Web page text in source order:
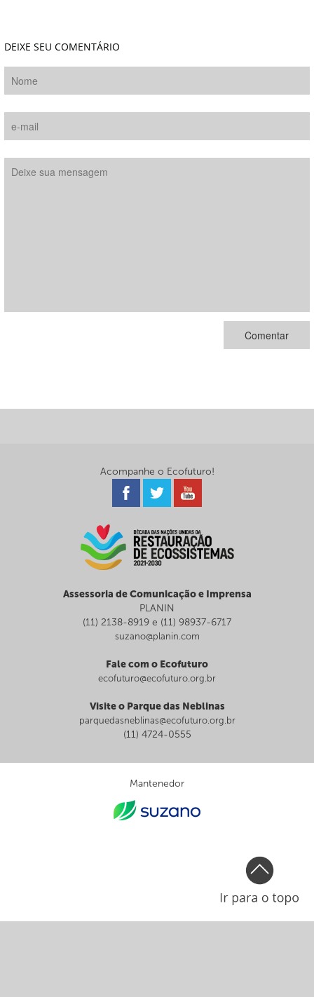
DEIXE SEU COMENTÁRIO
Acompanhe o Ecofuturo!
Assessoria de Comunicação e Imprensa
PLANIN
(11) 2138-8919 e (11) 98937-6717
suzano@planin.com
Fale com o Ecofuturo
ecofuturo@ecofuturo.org.br
Visite o Parque das Neblinas
parquedasneblinas@ecofuturo.org.br
(11) 4724-0555
Mantenedor